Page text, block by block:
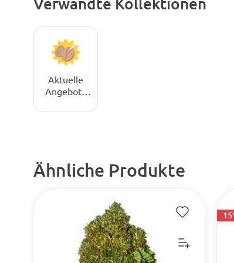
Aktuelle
Angebote
Cannabis-
Ähnliche Produkte